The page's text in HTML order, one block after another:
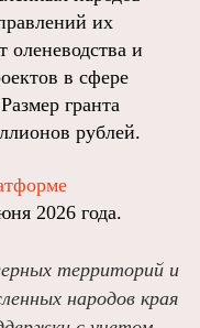
их
оленеводства и
в сфере
гранта
рублей.
2026 года.
территорий и
народов края